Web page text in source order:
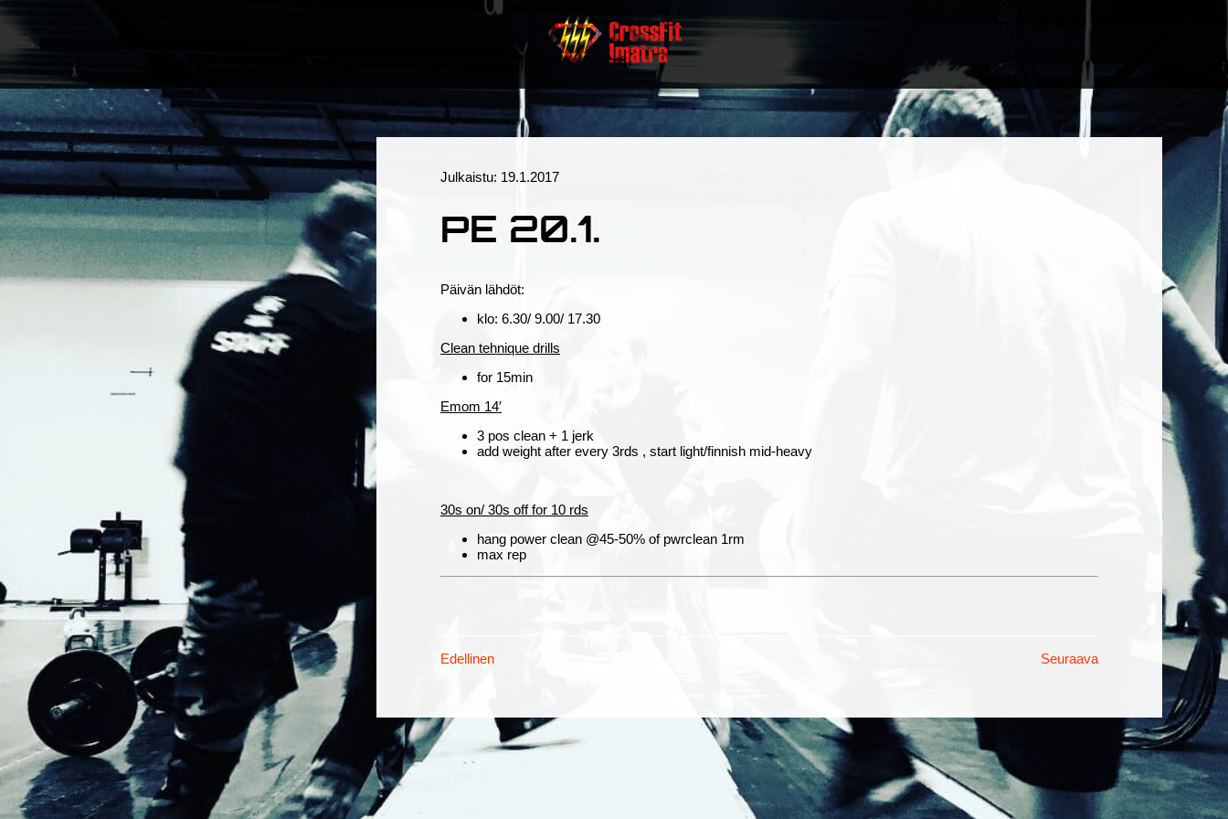
Julkaistu: 19.1.2017
PE 20.1.
Päivän lähdöt:
klo: 6.30/ 9.00/ 17.30
Clean tehnique drills
for 15min
Emom 14′
3 pos clean + 1 jerk
add weight after every 3rds , start light/finnish mid-heavy
30s on/ 30s off for 10 rds
hang power clean @45-50% of pwrclean 1rm
max rep
Edellinen Seuraava